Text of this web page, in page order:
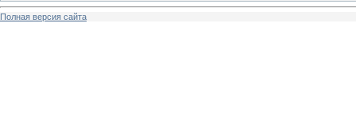
Полная версия сайта